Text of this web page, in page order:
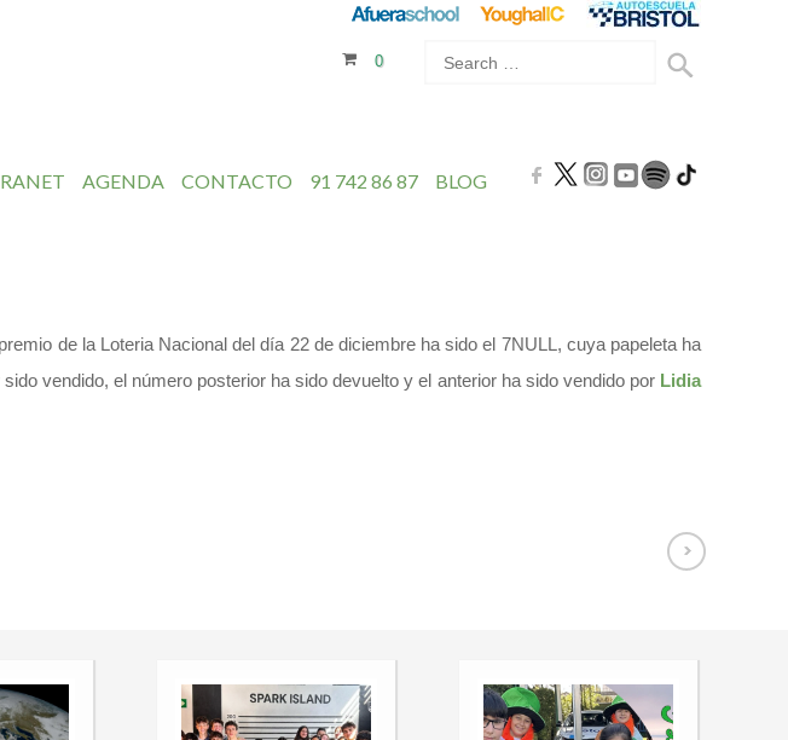
0
AGENDA CONTACTO 91 742 86 87 BLOG
de la Loteria Nacional del día 22 de diciembre ha sido el 7NULL, cuya papeleta ha
vendido, el número posterior ha sido devuelto y el anterior ha sido vendido por Lidia